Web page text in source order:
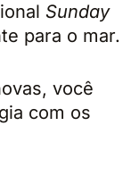
Sunday
para o mar.
você
com os